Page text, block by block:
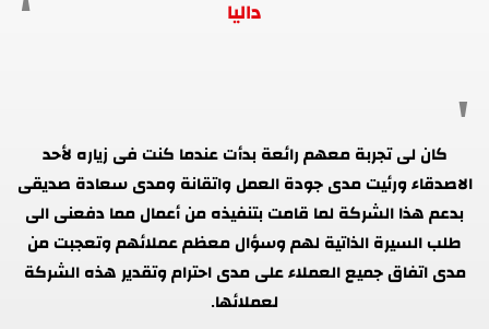
داليا
كان لى تجربة معهم رائعة بدأت عندما كنت فى زياره لأحد
الاصدقاء ورئيت مدى جودة العمل واتقانة ومدى سعادة صديقى
بدعم هذا الشركة لما قامت بتنفيذه من أعمال مما دفعنى الى
طلب السيرة الذاتية لهم وسؤال معظم عملائهم وتعجبت من
مدى اتفاق جميع العملاء على مدى احترام وتقدير هذه الشركة
لعملائها.